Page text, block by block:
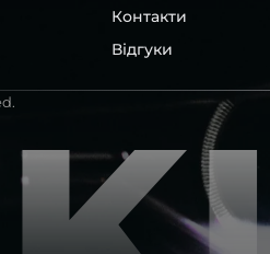
Контакти
Відгуки